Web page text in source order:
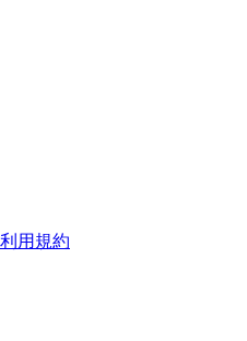
用規約